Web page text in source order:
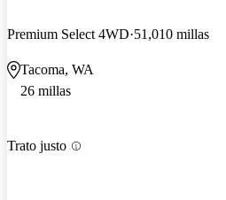
Premium Select 4WD 51,010 millas
Tacoma, WA
26 millas
Trato justo